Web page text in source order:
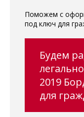
Поможем с
под ключ для
Будем
2019
для